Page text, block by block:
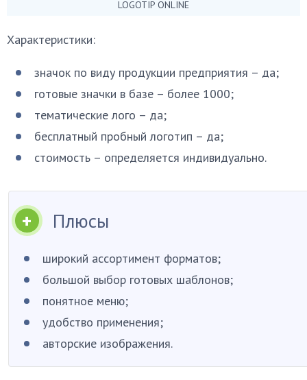
LOGOTIP ONLINE
Характеристики:
значок по виду продукции предприятия – да;
готовые значки в базе – более 1000;
тематические лого – да;
бесплатный пробный логотип – да;
стоимость – определяется индивидуально.
Плюсы
широкий ассортимент форматов;
большой выбор готовых шаблонов;
понятное меню;
удобство применения;
авторские изображения.